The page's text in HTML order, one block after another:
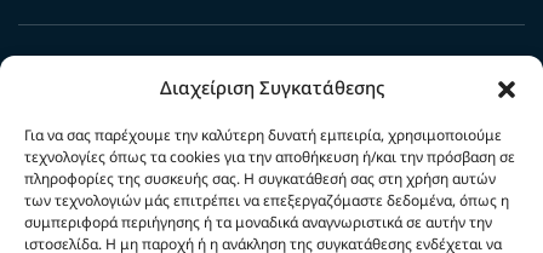
Διαχείριση Συγκατάθεσης
Για να σας παρέχουμε την καλύτερη δυνατή εμπειρία, χρησιμοποιούμε
τεχνολογίες όπως τα cookies για την αποθήκευση ή/και την πρόσβαση σε
πληροφορίες της συσκευής σας. Η συγκατάθεσή σας στη χρήση αυτών
των τεχνολογιών μάς επιτρέπει να επεξεργαζόμαστε δεδομένα, όπως η
συμπεριφορά περιήγησης ή τα μοναδικά αναγνωριστικά σε αυτήν την
ιστοσελίδα. Η μη παροχή ή η ανάκληση της συγκατάθεσης ενδέχεται να
211 8009720
info@highpressuregroup.com
Μητροδώρου 21, Αθήνα